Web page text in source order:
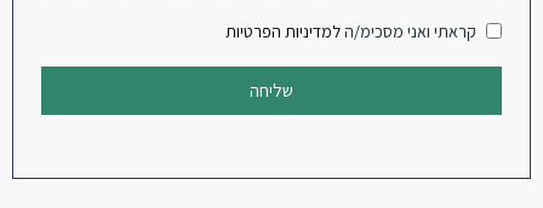
קראתי ואני מסכימ/הלמדיניות הפרטיות
שליחה